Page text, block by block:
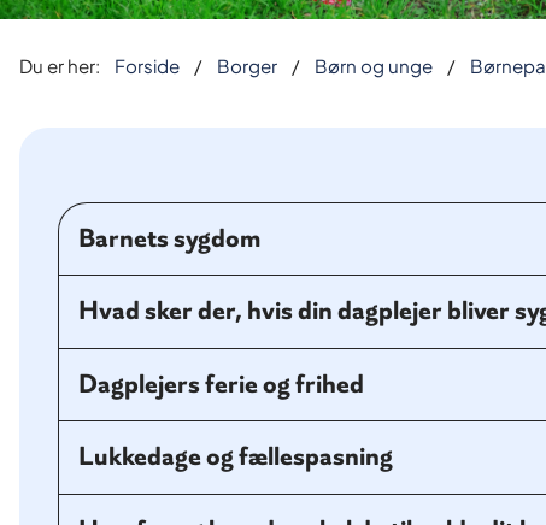
Du er her: Forside Borger Børn og unge
Barnets sygdom
Hvad sker der, hvis din dagplejer bliver
Dagplejers ferie og frihed
Lukkedage og fællespasning